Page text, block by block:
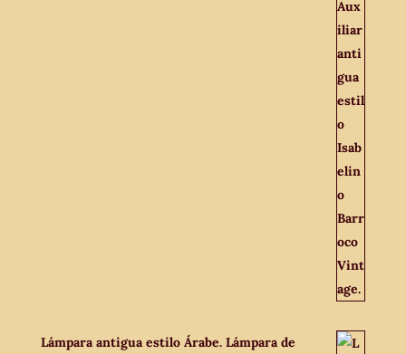
Lámpara antigua estilo Árabe. Lámpara de